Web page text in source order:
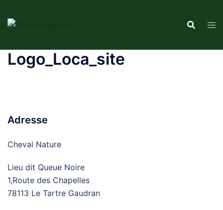
au
Logo_Loca_site
Adresse
Cheval Nature
Lieu dit Queue Noire
1,Route des Chapelles
78113 Le Tartre Gaudran